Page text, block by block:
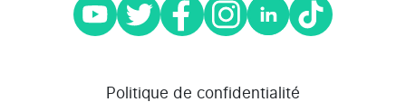
Politique de confidentialité